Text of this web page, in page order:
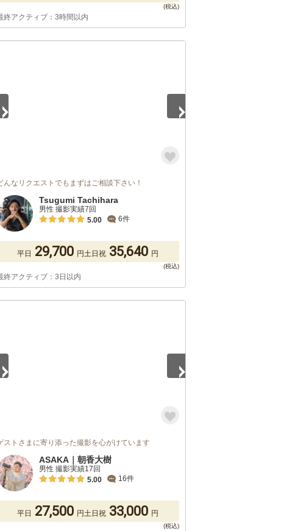
終アクティブ：3時間以内
んなリクエストでもまずはご相談下さい！
Tsugumi Tachihara
男性 撮影実績7回
5.00
6件
平日 29,700 円土日祝 35,640 円
終アクティブ：3日以内
ストさまに寄り添った撮影を心がけています
ASAKA｜朝香大樹
男性 撮影実績17回
5.00
16件
平日 27,500 円土日祝 33,000 円